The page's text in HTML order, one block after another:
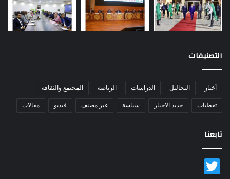
التصنيفات
أخبار التحاليل الدراسات الرياضة المجتمع والثقافة
تغطيات جديد الاخبار سياسة غير مصنف فيديو مقالات
تابعنا